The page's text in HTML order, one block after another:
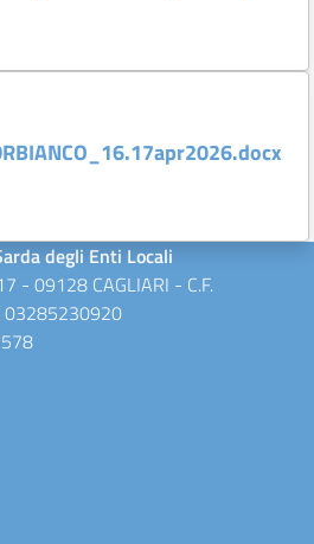
degli Enti Locali
- 09128 CAGLIARI - C.F.
03285230920